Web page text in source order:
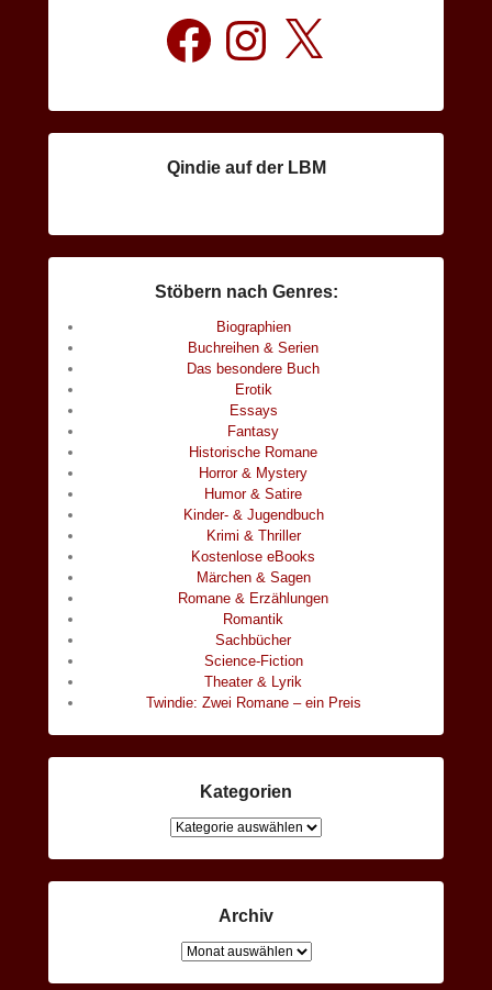
Facebook Instagram
Qindie auf der LBM
Stöbern nach Genres:
Biographien
Buchreihen & Serien
Das besondere Buch
Erotik
Essays
Fantasy
Historische Romane
Horror & Mystery
Humor & Satire
Kinder- & Jugendbuch
Krimi & Thriller
Kostenlose eBooks
Märchen & Sagen
Romane & Erzählungen
Romantik
Sachbücher
Science-Fiction
Theater & Lyrik
Twindie: Zwei Romane – ein Preis
Kategorien
Kategorien
Archiv
Archiv